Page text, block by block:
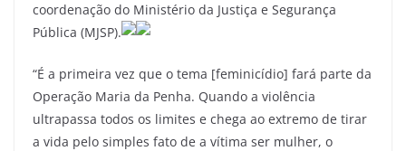
coordenação do Ministério da Justiça e Segurança
Pública (MJSP).
“É a primeira vez que o tema [feminicídio] fará parte da
Operação Maria da Penha. Quando a violência
ultrapassa todos os limites e chega ao extremo de tirar
a vida pelo simples fato de a vítima ser mulher, o